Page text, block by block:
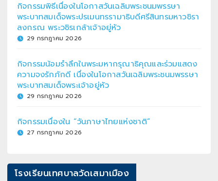
กิจกรรมพิธีเนื่องในโอกาสวันเฉลิมพระชนมพรรษา
พระบาทสมเด็จพระปรเมนทรรามาธิบดีศรีสินทรมหาวชิรา
ลงกรณ พระวชิรเกล้าเจ้าอยู่หัว
29 กรกฎาคม 2026
กิจกรรมน้อมรำลึกในพระมหากรุณาธิคุณและร่วมแสดง
ความจงรักภักดี เนื่องในโอกาสวันเฉลิมพระชนมพรรษา
พระบาทสมเด็จพระเจ้าอยู่หัว
29 กรกฎาคม 2026
กิจกรรมเนื่องใน “วันภาษาไทยแห่งชาติ”
27 กรกฎาคม 2026
โรงเรียนเทศบาลวัดเสมาเมือง